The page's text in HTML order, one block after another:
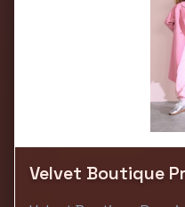
Velvet Boutique